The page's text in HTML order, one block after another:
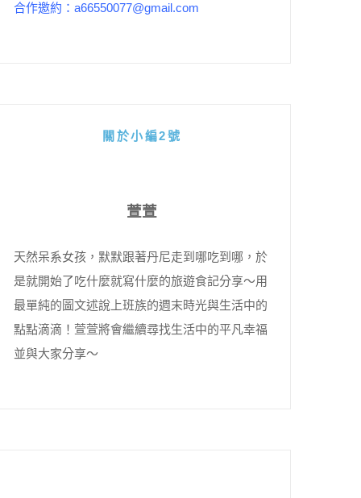
合作邀約：a66550077@gmail.com
關於小編2號
萱萱
天然呆系女孩，默默跟著丹尼走到哪吃到哪，於
是就開始了吃什麼就寫什麼的旅遊食記分享～用
最單純的圖文述說上班族的週末時光與生活中的
點點滴滴！萱萱將會繼續尋找生活中的平凡幸福
並與大家分享～